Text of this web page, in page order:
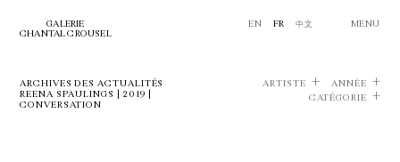
GALERIE
CHANTAL CROUSEL
EN FR 中文 MENU
ARCHIVES DES ACTUALITÉS
REENA SPAULINGS | 2019 |
CONVERSATION
ARTISTE
ANNÉE
CATÉGORIE